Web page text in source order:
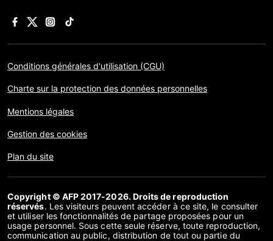
Conditions générales d'utilisation (CGU)
Charte sur la protection des données personnelles
Mentions légales
Gestion des cookies
Plan du site
Copyright © AFP 2017-2026. Droits de reproduction
réservés. Les visiteurs peuvent accéder à ce site, le consulter
et utiliser les fonctionnalités de partage proposées pour un
usage personnel. Sous cette seule réserve, toute reproduction,
communication au public, distribution de tout ou partie du